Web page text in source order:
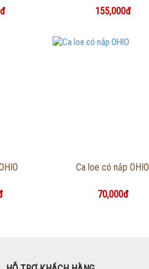
155,000đ
tiết Thông tin chi tiết
Ca loe có nắp OHIO
70,000đ